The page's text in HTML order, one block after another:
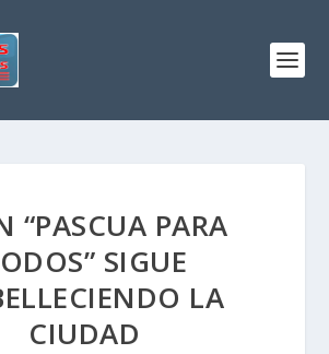
“PASCUA PARA
SIGUE
LA
CIUDAD